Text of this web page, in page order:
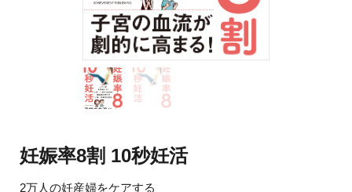
妊娠率8割 10秒妊活
2万人の妊産婦をケアする